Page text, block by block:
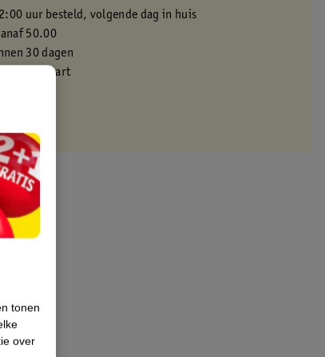
uur besteld, volgende dag in huis
50.00
30 dagen
kaart
tonen
over